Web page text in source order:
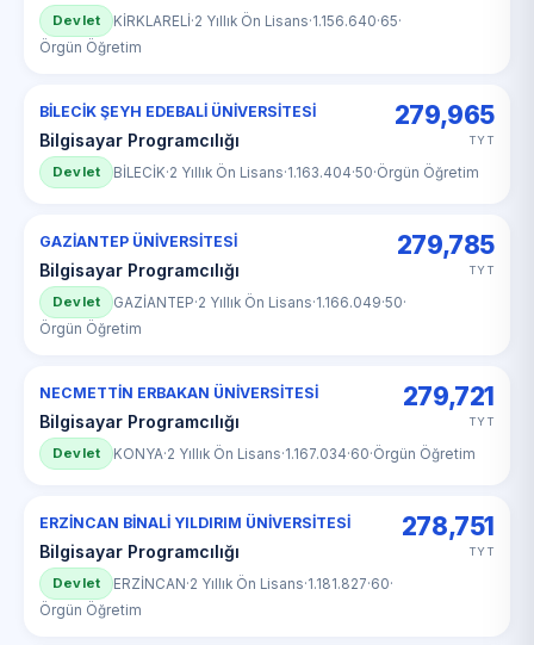
Devlet KİRKLARELİ·2 Yıllık Ön Lisans·1.156.640·65·
Örgün Öğretim
BİLECİK ŞEYH EDEBALİ ÜNİVERSİTESİ
Bilgisayar Programcılığı
279,965
TYT
Devlet BİLECİK·2 Yıllık Ön Lisans·1.163.404·50·Örgün Öğretim
GAZİANTEP ÜNİVERSİTESİ
Bilgisayar Programcılığı
279,785
TYT
Devlet GAZİANTEP·2 Yıllık Ön Lisans·1.166.049·50·
Örgün Öğretim
NECMETTİN ERBAKAN ÜNİVERSİTESİ
Bilgisayar Programcılığı
279,721
TYT
Devlet KONYA·2 Yıllık Ön Lisans·1.167.034·60·Örgün Öğretim
ERZİNCAN BİNALİ YILDIRIM ÜNİVERSİTESİ
Bilgisayar Programcılığı
278,751
TYT
Devlet ERZİNCAN·2 Yıllık Ön Lisans·1.181.827·60·
Örgün Öğretim